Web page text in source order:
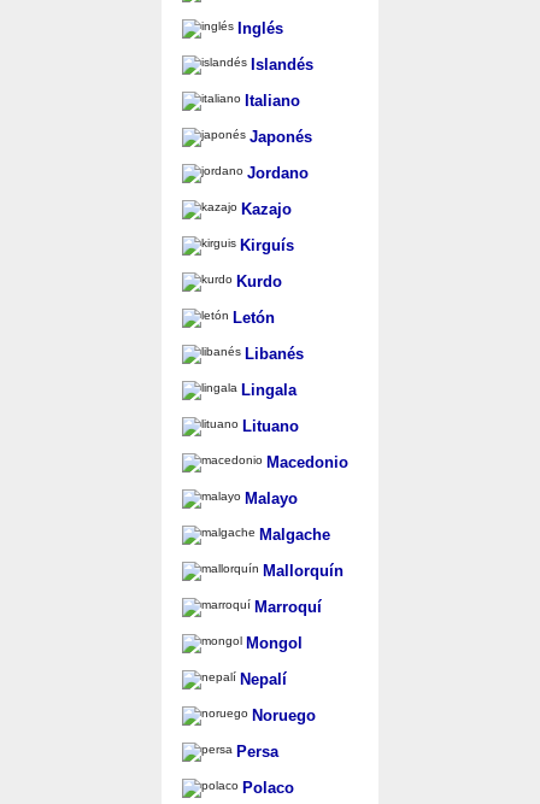
Inglés
Islandés
Italiano
Japonés
Jordano
Kazajo
Kirguís
Kurdo
Letón
Libanés
Lingala
Lituano
Macedonio
Malayo
Malgache
Mallorquín
Marroquí
Mongol
Nepalí
Noruego
Persa
Polaco